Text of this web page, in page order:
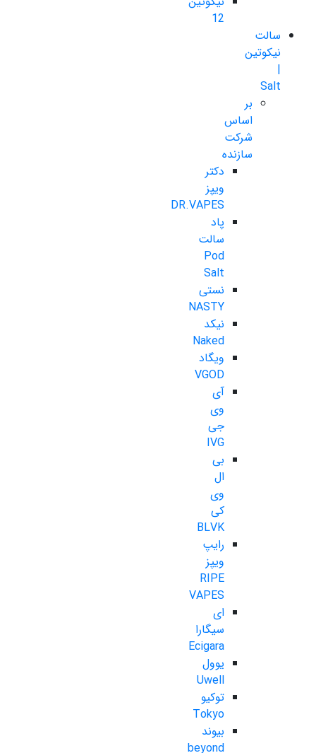
12
سالت
نیکوتین
|
Salt
بر
اساس
شرکت
سازنده
دکتر
ویپز
DR.VAPES
پاد
سالت
Pod
Salt
نستی
NASTY
نیکد
Naked
ویگاد
VGOD
آی
وی
جی
IVG
بی
ال
وی
کی
BLVK
رایپ
ویپز
RIPE
VAPES
ای
سیگارا
Ecigara
یوول
Uwell
توکیو
Tokyo
بیوند
beyond